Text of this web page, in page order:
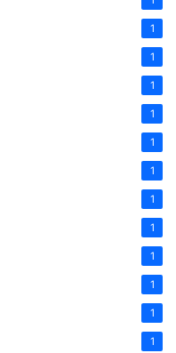
1
1
1
1
1
1
1
1
1
1
1
1